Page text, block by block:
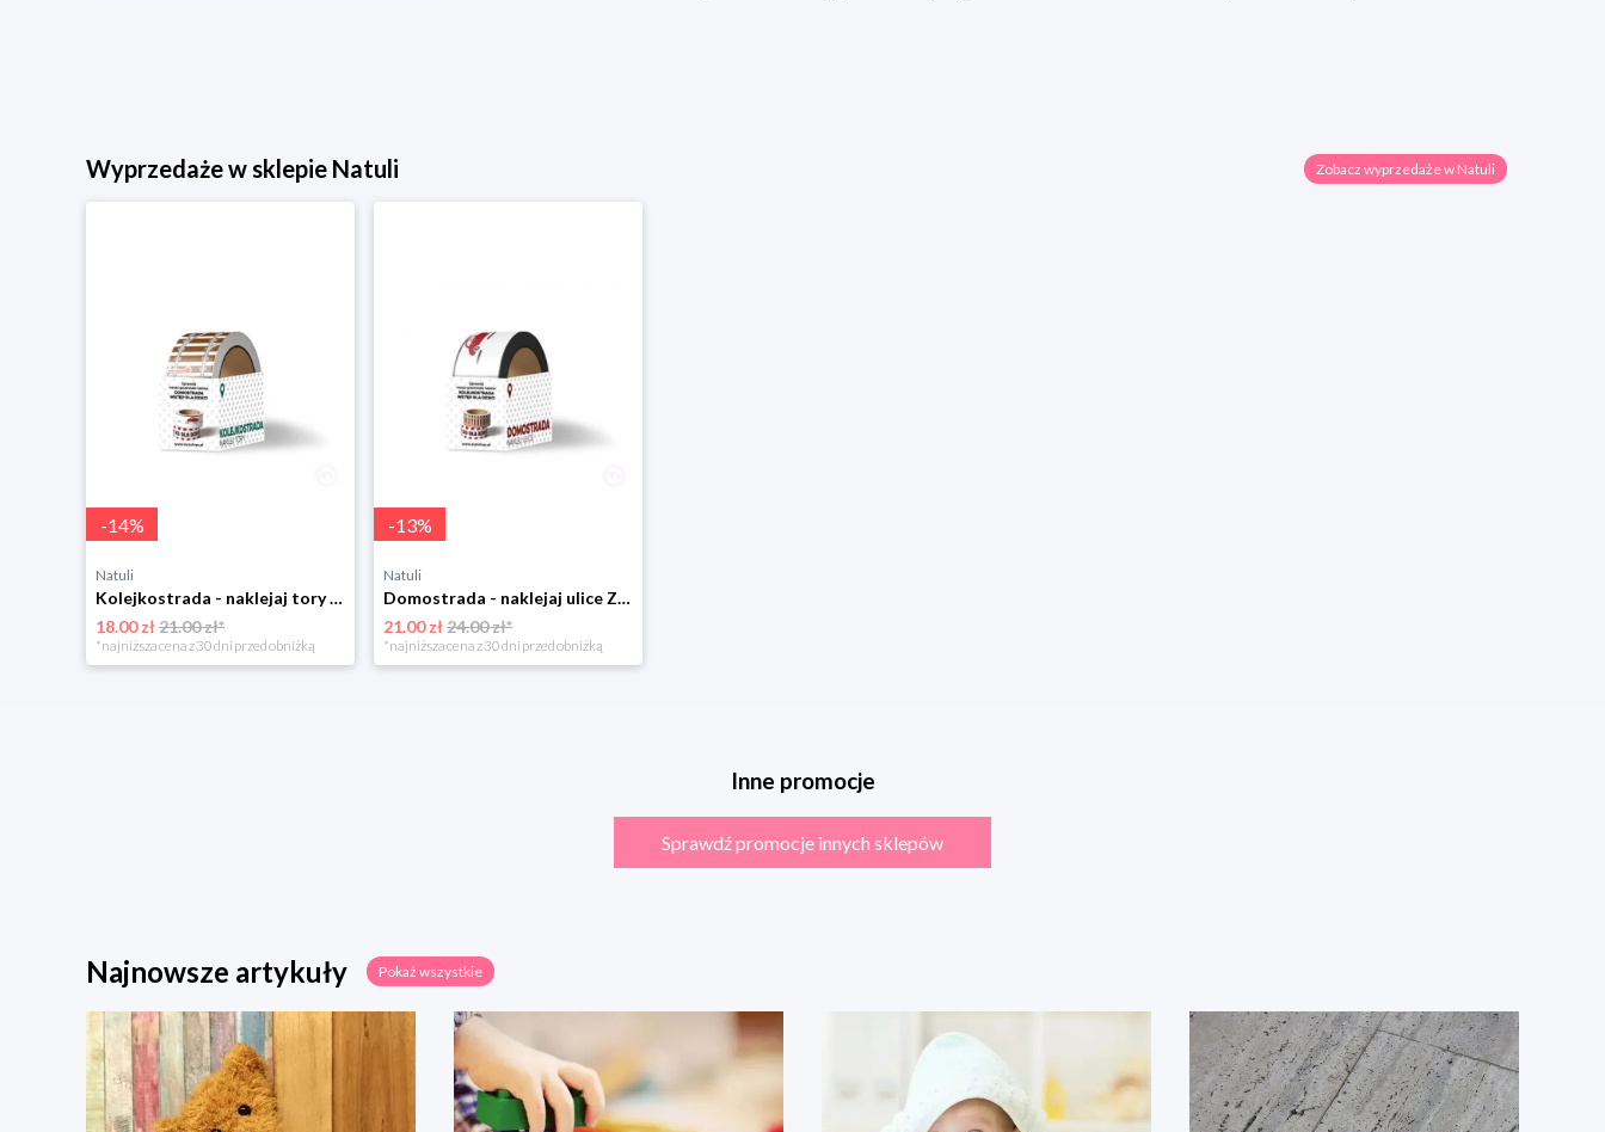
Wyprzedaże w sklepie Natuli Zobacz wyprzedaże w Natuli
-14%
Natuli
Kolejkostrada - naklejaj tory Zuzutoys
18.00 zł21.00 zł*
*najniższa cena z 30 dni przed obniżką
-13%
Natuli
Domostrada - naklejaj ulice Zuzutoys
21.00 zł24.00 zł*
*najniższa cena z 30 dni przed obniżką
Inne promocje
Sprawdź promocje innych sklepów
Najnowsze artykuły Pokaż wszystkie